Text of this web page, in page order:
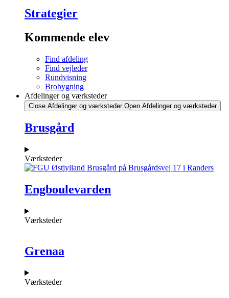
Strategier
Kommende elev
Find afdeling
Find vejleder
Rundvisning
Brobygning
Afdelinger og værksteder
Close Afdelinger og værksteder Open Afdelinger og værksteder
Brusgård
Værksteder
Engboulevarden
Værksteder
Grenaa
Værksteder